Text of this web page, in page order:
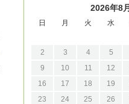
2026年8月
日 月 火 水
2
3 4 5
9
10 11 12
16
17 18 19
23
24 25 26